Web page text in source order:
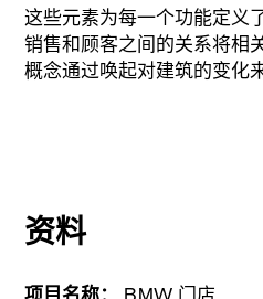
这些元素为每一个功能定义
销售和顾客之间的关系将相
概念通过唤起对建筑的变化
资料
项目名称：
BMW 门店